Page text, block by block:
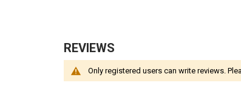
REVIEWS
Only registered users can write reviews.